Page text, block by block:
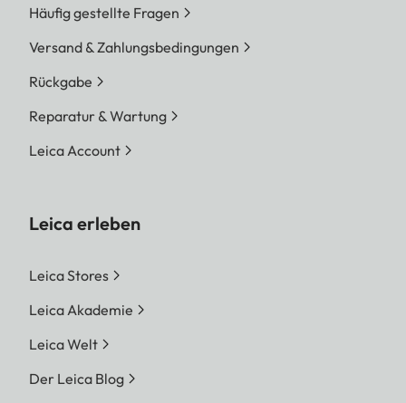
Häufig gestellte Fragen
Versand & Zahlungsbedingungen
Rückgabe
Reparatur & Wartung
Leica Account
Leica erleben
Leica Stores
Leica Akademie
Leica Welt
Der Leica Blog